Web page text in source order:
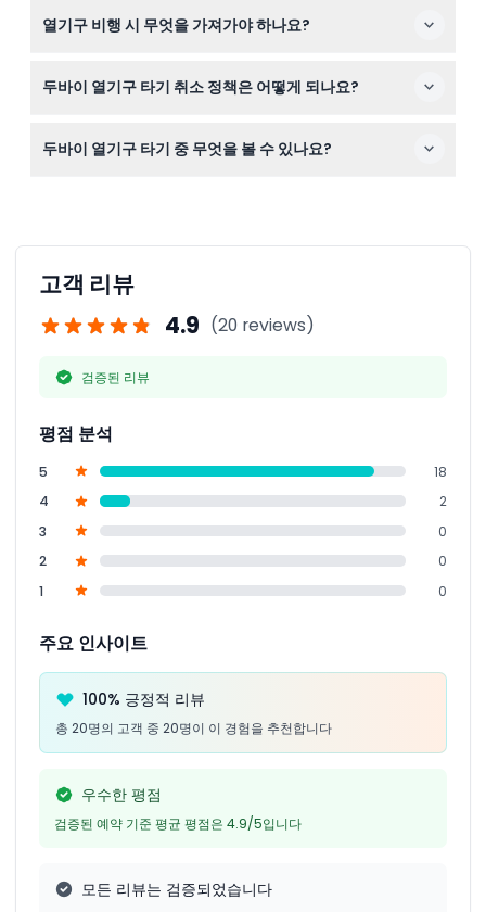
게 온라인 예약 절차를 완료하시면 됩니다.
열기구 비행 시 무엇을 가져가야 하나요?
가락이 닫힌 신발을 신으며, 아름다운 사막 일출 사진을 위
두바이 열기구 타기 취소 정책은 어떻게 되나요?
간 전 취소 시 75% 환불, 24시간 전 취소 시 50% 환불이 가
두바이 열기구 타기 중 무엇을 볼 수 있나요?
고객 리뷰
4.9 (20 reviews)
검증된 리뷰
평점 분석
5
18
4
2
3
0
2
0
1
0
주요 인사이트
100% 긍정적 리뷰
총 20명의 고객 중 20명이 이 경험을 추천합니다
우수한 평점
검증된 예약 기준 평균 평점은 4.9/5입니다
모든 리뷰는 검증되었습니다